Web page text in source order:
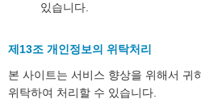
있습니다.
제13조 개인정보의 위탁처리
본 사이트는 서비스 향상을 위해서 귀
위탁하여 처리할 수 있습니다.